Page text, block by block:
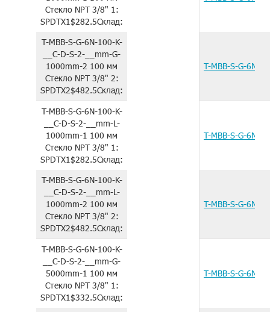
СтеклоNPT 3/8" 1:
SPDTX1$282.5Склад:
T-MBB-S-G-6N-100-K-
__C-D-S-2-__mm-G-
1000mm-2 100 мм
СтеклоNPT 3/8" 2:
SPDTX2$482.5Склад:
T-MBB-S-G-6N-
T-MBB-S-G-6N-100-K-
__C-D-S-2-__mm-L-
1000mm-1 100 мм
СтеклоNPT 3/8" 1:
SPDTX1$282.5Склад:
T-MBB-S-G-6N-
T-MBB-S-G-6N-100-K-
__C-D-S-2-__mm-L-
1000mm-2 100 мм
СтеклоNPT 3/8" 2:
SPDTX2$482.5Склад:
T-MBB-S-G-6N-
T-MBB-S-G-6N-100-K-
__C-D-S-2-__mm-G-
5000mm-1 100 мм
СтеклоNPT 3/8" 1:
SPDTX1$332.5Склад:
T-MBB-S-G-6N-